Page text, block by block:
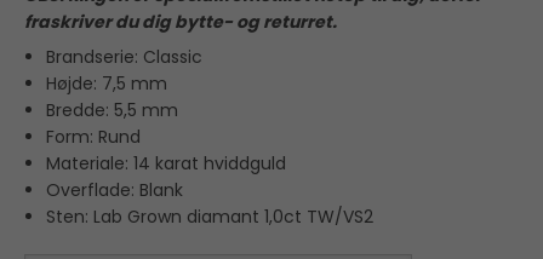
fraskriver du dig bytte- og returret.
Brandserie: Classic
Højde: 7,5 mm
Bredde: 5,5 mm
Form: Rund
Materiale: 14 karat hviddguld
Overflade: Blank
Sten: Lab Grown diamant 1,0ct TW/VS2